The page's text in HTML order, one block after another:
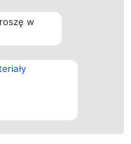
w
Kontakt
Kontakt